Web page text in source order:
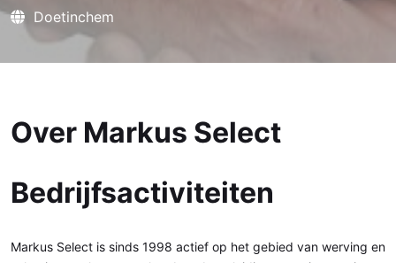
Doetinchem
Over Markus Select
Bedrijfsactiviteiten
Markus Select is sinds 1998 actief op het gebied van werving en